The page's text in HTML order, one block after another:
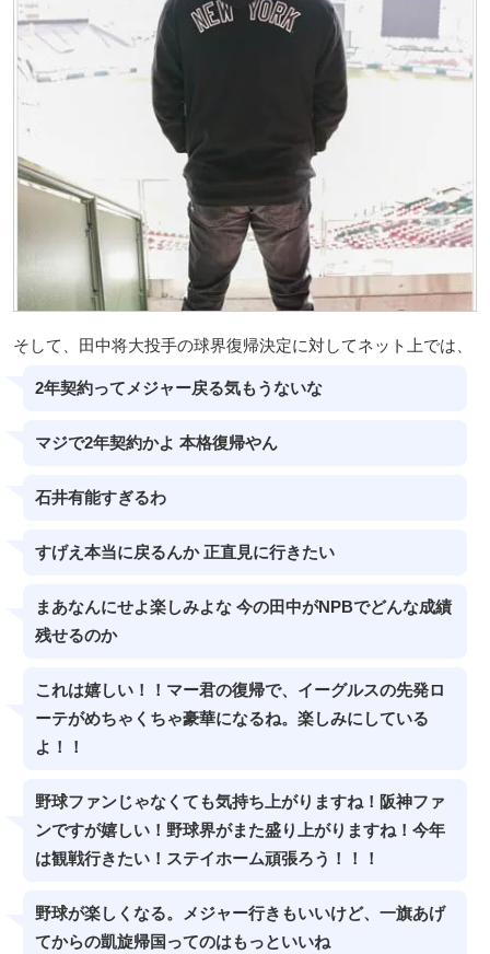
そして、田中将大投手の球界復帰決定に対してネット上では、
2年契約ってメジャー戻る気もうないな
マジで2年契約かよ 本格復帰やん
石井有能すぎるわ
すげえ本当に戻るんか 正直見に行きたい
まあなんにせよ楽しみよな 今の田中がNPBでどんな成績
残せるのか
これは嬉しい！！マー君の復帰で、イーグルスの先発ロ
ーテがめちゃくちゃ豪華になるね。楽しみにしている
よ！！
野球ファンじゃなくても気持ち上がりますね！阪神ファ
ンですが嬉しい！野球界がまた盛り上がりますね！今年
は観戦行きたい！ステイホーム頑張ろう！！！
野球が楽しくなる。メジャー行きもいいけど、一旗あげ
てからの凱旋帰国ってのはもっといいね